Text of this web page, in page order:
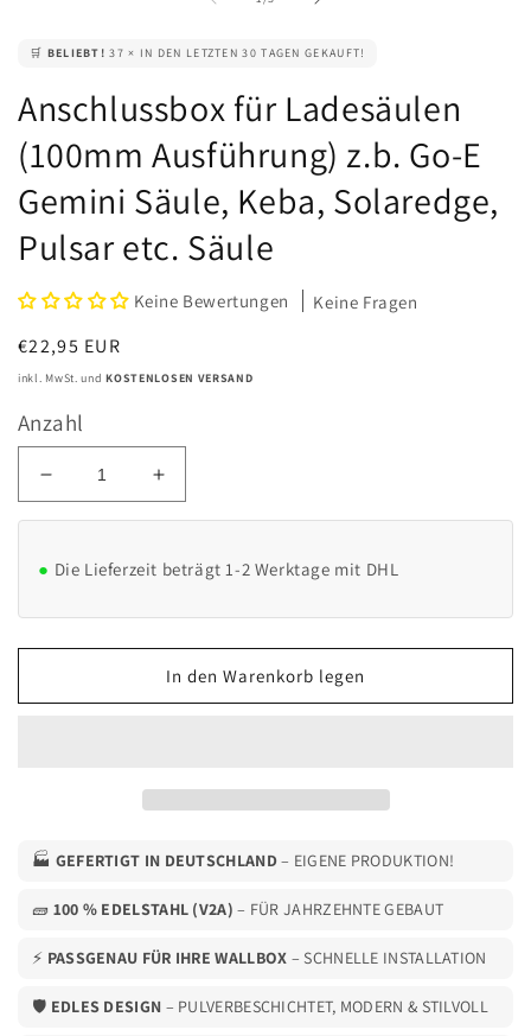
🛒 BELIEBT! 37 × IN DEN LETZTEN 30 TAGEN GEKAUFT!
Anschlussbox für Ladesäulen
(100mm Ausführung) z.b. Go-E
Gemini Säule, Keba, Solaredge,
Pulsar etc. Säule
Keine Bewertungen Keine Fragen
Normaler
Preis
€22,95 EUR
inkl. MwSt. undKOSTENLOSEN VERSAND
Anzahl
Verringere
die
für
Anschlussbox
z.b.
Solaredge,
etc.
Erhöhe
die
für
Anschlussbox
Ausführung)
z.b.
Gemini
Säule,
Solaredge,
etc.
Die Lieferzeit beträgt 1-2 Werktage mit DHL
In den Warenkorb legen
🏭 GEFERTIGT IN DEUTSCHLAND– EIGENE PRODUKTION!
🧱 100 % EDELSTAHL (V2A) – FÜR JAHRZEHNTE GEBAUT
⚡ PASSGENAU FÜR IHRE WALLBOX – SCHNELLE INSTALLATION
🛡️ EDLES DESIGN – PULVERBESCHICHTET, MODERN & STILVOLL